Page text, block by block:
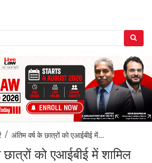
/ अंतिम वर्ष के छात्रों को एआईबीई में...
को एआईबीई में शामिल